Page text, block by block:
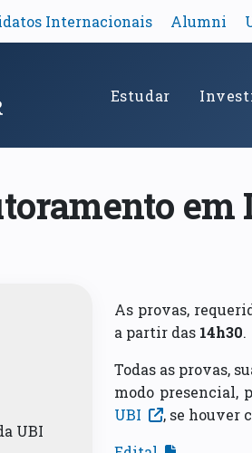
Internacionais Alumni
Estudar
em
UBI
As provas,
a partir das 14h30.
Todas as provas,
modo presencial,
UBI
, se houver